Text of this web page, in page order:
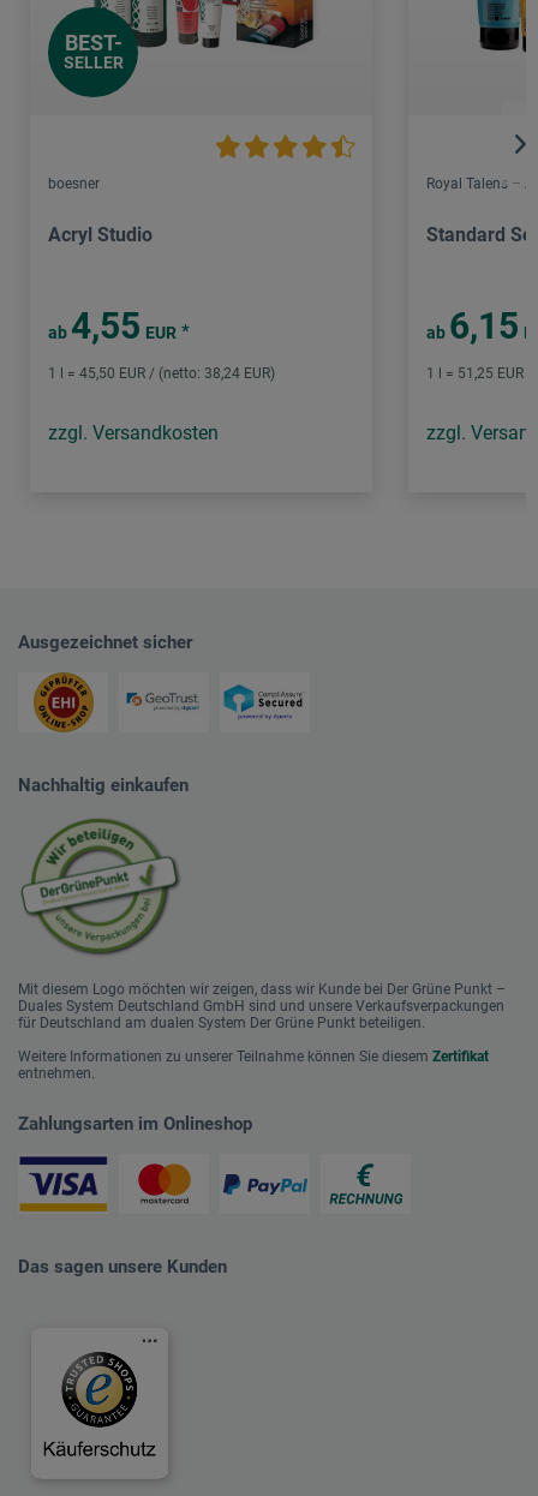
BEST-
SELLER
boesner
Acryl Studio
ab 4,55 EUR *
1 l = 45,50 EUR / (netto: 38,24 EUR)
zzgl. Versandkosten
Royal Talens –
Standard
ab 6,15
1 l = 51,25 EUR
zzgl.
Ausgezeichnet sicher
Nachhaltig einkaufen
Mit diesem Logo möchten wir zeigen, dass wir Kunde bei Der Grüne Punkt –
Duales System Deutschland GmbH sind und unsere Verkaufsverpackungen
für Deutschland am dualen System Der Grüne Punkt beteiligen.
Weitere Informationen zu unserer Teilnahme können Sie diesem Zertifikat
entnehmen.
Zahlungsarten im Onlineshop
Das sagen unsere Kunden